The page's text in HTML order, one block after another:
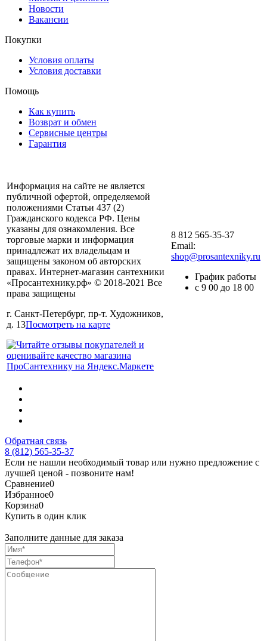
Новости
Вакансии
Покупки
Условия оплаты
Условия доставки
Помощь
Как купить
Возврат и обмен
Сервисные центры
Гарантия
Информация на сайте не является
публичной офертой, определяемой
положениями Статьи 437 (2)
Гражданского кодекса РФ. Цены
указаны для ознакомления. Все
торговые марки и информация
принадлежат их владельцам и
защищены законом об авторских
правах. Интернет-магазин сантехники
«Просантехнику.рф» © 2018-2021 Все
права защищены
г. Санкт-Петербург, пр-т. Художников,
д. 13Посмотреть на карте
8 812 565-35-37
Email:
shop@prosantexniky.ru
График работы
с 9 00 до 18 00
Обратная связь
8 (812) 565-35-37
Если не нашли необходимый товар или нужно предложение с
лучшей ценой - позвоните нам!
Сравнение0
Избранное0
Корзина0
Купить в один клик
Заполните данные для заказа